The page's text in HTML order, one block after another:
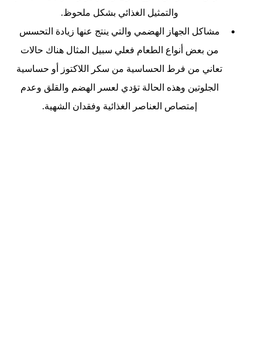
والتمثيل الغذائي بشكل ملحوظ.
مشاكل الجهاز الهضمي والتي ينتج عنها زيادة التحسس
من بعض أنواع الطعام فعلي سبيل المثال هناك حالات
تعاني من فرط الحساسية من سكر اللاكتوز أو حساسية
الجلوتين وهذه الحالة تؤدي لعسر الهضم والقلق وعدم
إمتصاص العناصر الغذائية وفقدان الشهية.